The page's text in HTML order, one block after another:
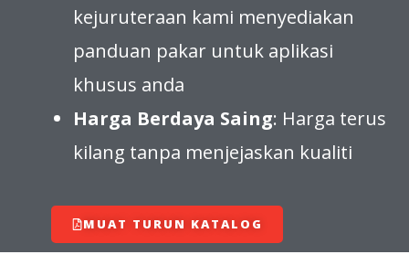
kejuruteraan kami menyediakan
panduan pakar untuk aplikasi
khusus anda
Harga Berdaya Saing: Harga terus
kilang tanpa menjejaskan kualiti
MUAT TURUN KATALOG